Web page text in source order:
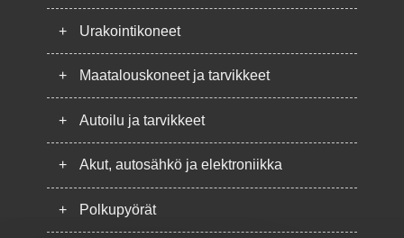
+ Urakointikoneet
+ Maatalouskoneet ja tarvikkeet
+ Autoilu ja tarvikkeet
+ Akut, autosähkö ja elektroniikka
+ Polkupyörät